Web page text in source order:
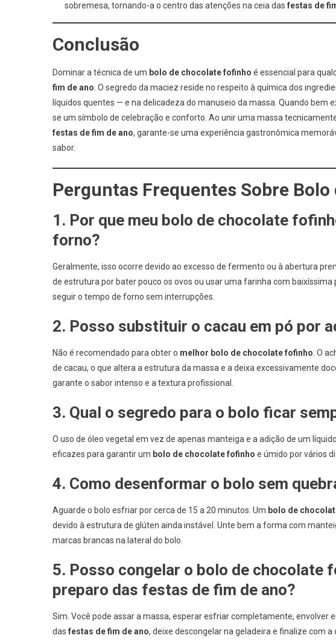
sobremesa, tornando-a o centro das atenções na ceia das festas de
Conclusão
Dominar a técnica de um bolo de chocolate fofinho é essencial para
fim de ano . O segredo da maciez reside no respeito à química dos
líquidos quentes — e na delicadeza do manuseio da massa. Quando bem
se um símbolo de celebração e conforto. Ao unir uma massa
festas de fim de ano, garante-se uma experiência gastronômica
sabor.
Perguntas Frequentes Sobre Bolo
1. Por que meu bolo de chocolate
forno?
Geralmente, isso ocorre devido ao excesso de fermento ou à abertura
de estrutura por bater pouco os ovos ou usar uma farinha com baixíssima
seguir o tempo de forno sem interrupções.
2. Posso substituir o cacau em pó por
Não é recomendado para obter o melhor bolo de chocolate fofinho . O
de cacau, o que altera a estrutura da massa e a deixa excessivamente
garante o sabor intenso e a textura profissional.
3. Qual o segredo para o bolo ficar
O uso de óleo vegetal em vez de apenas manteiga e a adição de um
eficazes para garantir um bolo de chocolate fofinho e úmido por vários
4. Como desenformar o bolo sem
Aguarde o bolo esfriar por cerca de 15 a 20 minutos. Um bolo de
devido à estrutura de glúten ainda instável. Unte bem a forma com
marcas brancas na lateral do bolo.
5. Posso congelar o bolo de chocolate
preparo das festas de fim de ano?
Sim. Você pode assar a massa, esperar esfriar completamente, envolver
das festas de fim de ano, deixe descongelar na geladeira e finalize com a